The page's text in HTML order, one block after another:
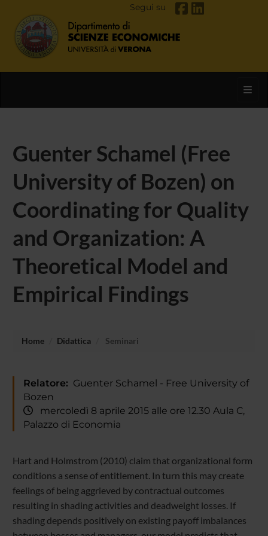
Segui su
Guenter Schamel (Free
University of Bozen) on
Coordinating for Quality
and Organization: A
Theoretical Model and
Empirical Findings
Home Didattica Seminari
Relatore: Guenter Schamel - Free University of
Bozen
mercoledì 8 aprile 2015 alle ore 12.30 Aula C,
Palazzo di Economia
Hart and Holmstrom (2010) claim that organizational form
conditions a sense of entitlement. In turn this may create
feelings of being aggrieved by contractual outcomes
resulting in shading activities and deadweight losses. If
shading depends positively on existing payoff imbalances